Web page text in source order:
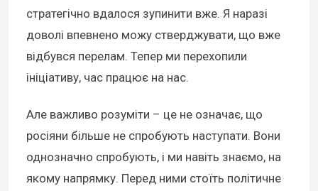
стратегічно вдалося зупинити вже. Я наразі
доволі впевнено можу стверджувати, що вже
відбувся перелам. Тепер ми перехопили
ініціативу, час працює на нас.
Але важливо розуміти – це не означає, що
росіяни більше не спробують наступати. Вони
однозначно спробують, і ми навіть знаємо, на
якому напрямку. Перед ними стоїть політичне